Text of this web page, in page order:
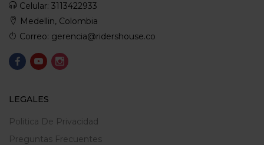
Celular: 3113422933
Medellin, Colombia
Correo: gerencia@ridershouse.co
LEGALES
Politica De Privacidad
Preguntas Frecuentes